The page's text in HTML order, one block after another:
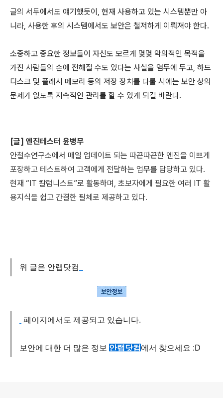
글의 서두에서도 얘기했듯이, 현재 사용하고 있는 시스템뿐만 아
니라, 사용한 후의 시스템에서도 보안은 철저하게 이뤄져야 한다.
소중하고 중요한 정보들이 자신도 모르게 몇몇 악의적인 목적을
가진 사람들의 손에 전해질 수도 있다는 사실을 염두에 두고, 하드
디스크 및 플래시 메모리 등의 저장 장치를 다룰 시에는 보안 상의
문제가 없도록 지속적인 관리를 할 수 있게 되길 바란다.
[글] 엔진테스터 윤병무
안철수연구소에서 매일 업데이트 되는 따끈따끈한 엔진을 이쁘게
포장하고 테스트하여 고객에게 전달하는 업무를 담당하고 있다.
현재 “IT 칼럼니스트”로 활동하며, 초보자에게 필요한 여러 IT 활
용지식을 쉽고 간결한 필체로 제공하고 있다.
위 글은 안랩닷컴
페이지에서도 제공되고 있습니다.
보안에 대한 더 많은 정보 안랩닷컴 에서 찾으세요 :D